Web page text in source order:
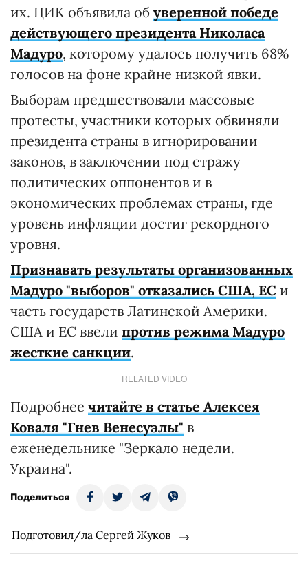
их. ЦИК объявила об уверенной победе
действующего президента Николаса
Мадуро, которому удалось получить 68%
голосов на фоне крайне низкой явки.
Выборам предшествовали массовые
протесты, участники которых обвиняли
президента страны в игнорировании
законов, в заключении под стражу
политических оппонентов и в
экономических проблемах страны, где
уровень инфляции достиг рекордного
уровня.
Признавать результаты организованных
Мадуро "выборов" отказались США, ЕС и
часть государств Латинской Америки.
США и ЕС ввели против режима Мадуро
жесткие санкции.
RELATED VIDEO
Подробнее читайте в статье Алексея
Коваля "Гнев Венесуэлы" в
еженедельнике "Зеркало недели.
Украина".
Поделиться
Подготовил/ла Сергей Жуков